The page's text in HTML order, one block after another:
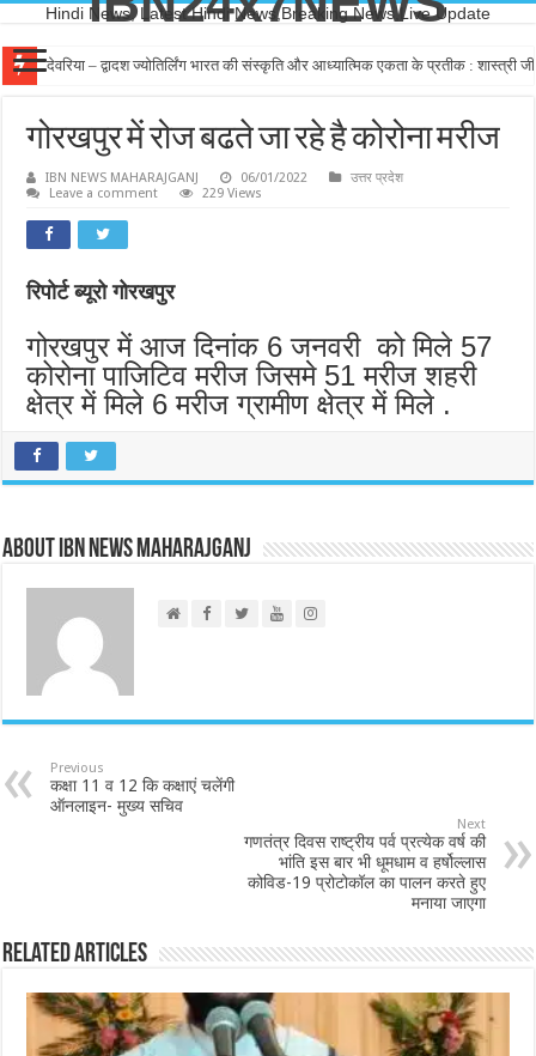
Hindi News, Latest Hindi News,Breaking News,Live Update
देवरिया – द्वादश ज्योतिर्लिंग भारत की संस्कृति और आध्यात्मिक एकता के प्रतीक : शास्त्री जी
देवरिया – त्रिपुरारी हैं भगवान शिव, सत्य की स्थापना के लिए किया त्रिपुरासुरों का संहार : पं.
गोरखपुर में रोज बढते जा रहे है कोरोना मरीज
IBN NEWS MAHARAJGANJ 06/01/2022
उत्तर प्रदेश
Leave a comment
229 Views
रिपोर्ट ब्यूरो गोरखपुर
गोरखपुर में आज दिनांक 6 जनवरी को मिले 57
कोरोना पाजिटिव मरीज जिसमे 51 मरीज शहरी
क्षेत्र में मिले 6 मरीज ग्रामीण क्षेत्र में मिले .
About IBN NEWS MAHARAJGANJ
Previous
कक्षा 11 व 12 कि कक्षाएं चलेंगी
ऑनलाइन- मुख्य सचिव
Next
गणतंत्र दिवस राष्ट्रीय पर्व प्रत्येक वर्ष की
भांति इस बार भी धूमधाम व हर्षोल्लास
कोविड-19 प्रोटोकॉल का पालन करते हुए
मनाया जाएगा
Related Articles